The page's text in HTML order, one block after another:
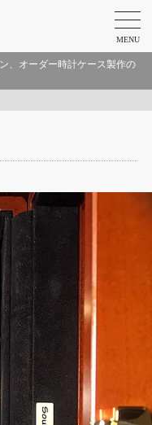
MENU
、オーダー時計ケース製作の